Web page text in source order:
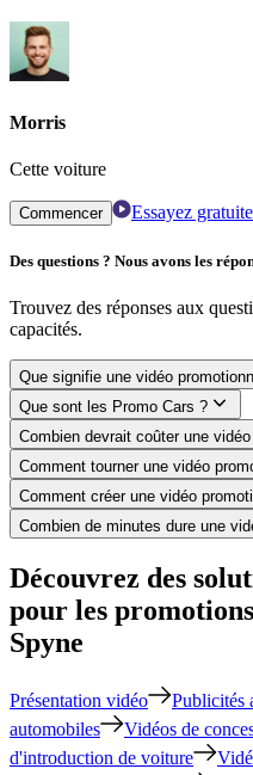
Morris
Cette voiture
Commencer Essayez
Des questions ? Nous avons les
Trouvez des réponses aux
capacités.
Que signifie une vidéo
Que sont les Promo Cars ?
Combien devrait coûter une
Comment tourner une vidéo
Comment créer une vidéo
Combien de minutes dure une
Découvrez des
pour les
Spyne
Présentation vidéo Publicités
automobiles
Vidéos de
d'introduction de voiture